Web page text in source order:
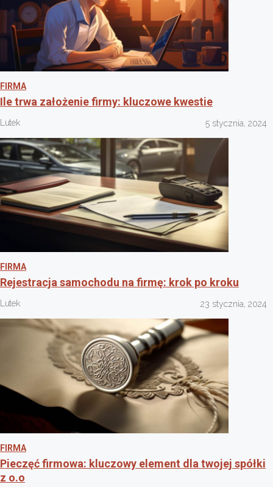
FIRMA
Ile trwa założenie firmy: kluczowe kwestie
Lutek 5 stycznia, 2024
FIRMA
Rejestracja samochodu na firmę: krok po kroku
Lutek 23 stycznia, 2024
FIRMA
Pieczęć firmowa: kluczowy element dla twojej spółki
z o.o